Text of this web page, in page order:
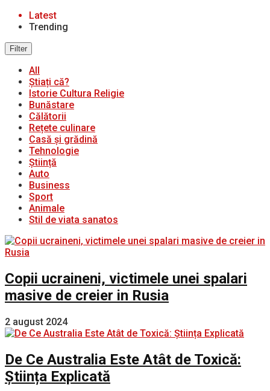
Latest
Trending
Filter
All
Știați că?
Istorie Cultura Religie
Bunăstare
Călătorii
Rețete culinare
Casă și grădină
Tehnologie
Știință
Auto
Business
Sport
Animale
Stil de viata sanatos
Copii ucraineni, victimele unei spalari
masive de creier in Rusia
2 august 2024
De Ce Australia Este Atât de Toxică:
Știința Explicată